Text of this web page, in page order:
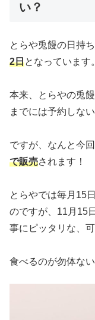
い？
とらや兎饅の日持
2日となっています。
本来、とらやの兎
までには予約しな
ですが、なんと今回
で販売されます！
とらやでは毎月15
のですが、11月15
事にピッタリな、
食べるのが勿体な